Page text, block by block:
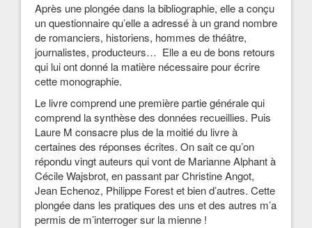
Après une plongée dans la bibliographie, elle a conçu
un questionnaire qu’elle a adressé à un grand nombre
de romanciers, historiens, hommes de théâtre,
journalistes, producteurs… Elle a eu de bons retours
qui lui ont donné la matière nécessaire pour écrire
cette monographie.
Le livre comprend une première partie générale qui
comprend la synthèse des données recueillies. Puis
Laure M consacre plus de la moitié du livre à
certaines des réponses écrites. On sait ce qu’on
répondu vingt auteurs qui vont de Marianne Alphant à
Cécile Wajsbrot, en passant par Christine Angot,
Jean Echenoz, Philippe Forest et bien d’autres. Cette
plongée dans les pratiques des uns et des autres m’a
permis de m’interroger sur la mienne !